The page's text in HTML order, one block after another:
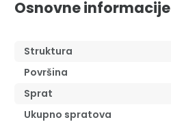
Osnovne informacije
Struktura
Površina
Sprat
Ukupno spratova